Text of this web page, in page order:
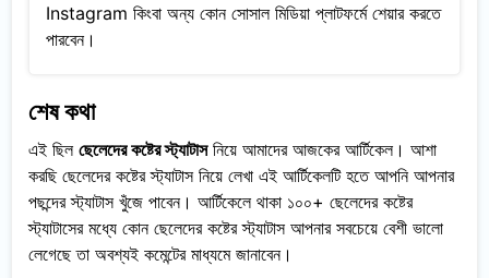
Instagram কিংবা অন্য কোন সোসাল মিডিয়া প্লাটফর্মে শেয়ার করতে
পারবেন।
শেষ কথা
এই ছিল ছেলেদের কষ্টের স্ট্যাটাসনিয়ে আমাদের আজকের আর্টিকেল। আশা
করছি ছেলেদের কষ্টের স্ট্যাটাস নিয়ে লেখা এই আর্টিকেলটি হতে আপনি আপনার
পছন্দের স্ট্যাটাস খুঁজে পাবেন। আর্টিকেলে থাকা ১০০+ ছেলেদের কষ্টের
স্ট্যাটাসের মধ্যে কোন ছেলেদের কষ্টের স্ট্যাটাস আপনার সবচেয়ে বেশী ভালো
লেগেছে তা অবশ্যই কমেন্টের মাধ্যমে জানাবেন।